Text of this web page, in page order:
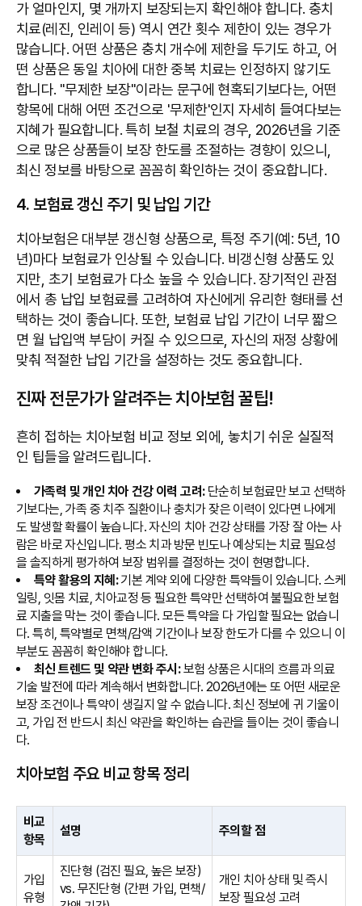
가 얼마인지, 몇 개까지 보장되는지 확인해야 합니다. 충치
치료(레진, 인레이 등) 역시 연간 횟수 제한이 있는 경우가
많습니다. 어떤 상품은 충치 개수에 제한을 두기도 하고, 어
떤 상품은 동일 치아에 대한 중복 치료는 인정하지 않기도
합니다. "무제한 보장"이라는 문구에 현혹되기보다는, 어떤
항목에 대해 어떤 조건으로 '무제한'인지 자세히 들여다보는
지혜가 필요합니다. 특히 보철 치료의 경우, 2026년을 기준
으로 많은 상품들이 보장 한도를 조절하는 경향이 있으니,
최신 정보를 바탕으로 꼼꼼히 확인하는 것이 중요합니다.
4. 보험료 갱신 주기 및 납입 기간
치아보험은 대부분 갱신형 상품으로, 특정 주기(예: 5년, 10
년)마다 보험료가 인상될 수 있습니다. 비갱신형 상품도 있
지만, 초기 보험료가 다소 높을 수 있습니다. 장기적인 관점
에서 총 납입 보험료를 고려하여 자신에게 유리한 형태를 선
택하는 것이 좋습니다. 또한, 보험료 납입 기간이 너무 짧으
면 월 납입액 부담이 커질 수 있으므로, 자신의 재정 상황에
맞춰 적절한 납입 기간을 설정하는 것도 중요합니다.
진짜 전문가가 알려주는 치아보험 꿀팁!
흔히 접하는 치아보험 비교 정보 외에, 놓치기 쉬운 실질적
인 팁들을 알려드립니다.
가족력 및 개인 치아 건강 이력 고려:단순히 보험료만 보고 선택하
기보다는, 가족 중 치주 질환이나 충치가 잦은 이력이 있다면 나에게
도 발생할 확률이 높습니다. 자신의 치아 건강 상태를 가장 잘 아는 사
람은 바로 자신입니다. 평소 치과 방문 빈도나 예상되는 치료 필요성
을 솔직하게 평가하여 보장 범위를 결정하는 것이 현명합니다.
특약 활용의 지혜:기본 계약 외에 다양한 특약들이 있습니다. 스케
일링, 잇몸 치료, 치아교정 등 필요한 특약만 선택하여 불필요한 보험
료 지출을 막는 것이 좋습니다. 모든 특약을 다 가입할 필요는 없습니
다. 특히, 특약별로 면책/감액 기간이나 보장 한도가 다를 수 있으니 이
부분도 꼼꼼히 확인해야 합니다.
최신 트렌드 및 약관 변화 주시:보험 상품은 시대의 흐름과 의료
기술 발전에 따라 계속해서 변화합니다. 2026년에는 또 어떤 새로운
보장 조건이나 특약이 생길지 알 수 없습니다. 최신 정보에 귀 기울이
고, 가입 전 반드시 최신 약관을 확인하는 습관을 들이는 것이 좋습니
다.
치아보험 주요 비교 항목 정리
비교
항목
설명 주의할 점
가입
유형
진단형 (검진 필요, 높은 보장)
vs. 무진단형 (간편 가입, 면책/
개인 치아 상태 및 즉시
보장 필요성 고려